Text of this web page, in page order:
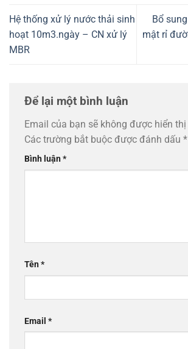
Hệ thống xử lý nước thải sinh
hoạt 10m3.ngày – CN xử lý
MBR
Bổ
mật rỉ
Để lại một bình luận
Email của bạn sẽ không được hiển
Các trường bắt buộc được đánh dấu *
Bình luận*
Tên*
Email *